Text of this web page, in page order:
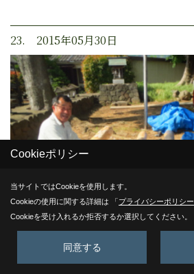
23. 2015年05月30日
Cookieポリシー
当サイトではCookieを使用します。
Cookieの使用に関する詳細は 「プライバシーポリシー
Cookieを受け入れるか拒否するか選択してください。
同意する